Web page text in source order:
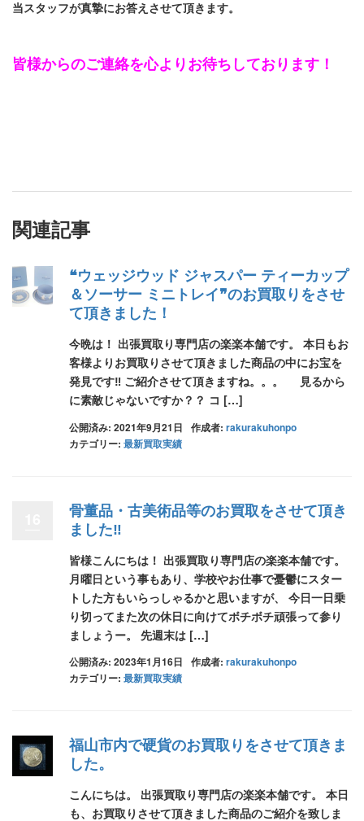
当スタッフが真摯にお答えさせて頂きます。
皆様からのご連絡を心よりお待ちしております！
関連記事
❝ウェッジウッド ジャスパー ティーカップ
＆ソーサー ミニトレイ❞のお買取りをさせ
て頂きました！
今晩は！ 出張買取り専門店の楽楽本舗です。 本日もお
客様よりお買取りさせて頂きました商品の中にお宝を
発見です‼ ご紹介させて頂きますね。。。 見るから
に素敵じゃないですか？？ コ […]
公開済み: 2021年9月21日 作成者: rakurakuhonpo
カテゴリー: 最新買取実績
骨董品・古美術品等のお買取をさせて頂き
ました‼
皆様こんにちは！ 出張買取り専門店の楽楽本舗です。
月曜日という事もあり、学校やお仕事で憂鬱にスター
トした方もいらっしゃるかと思いますが、 今日一日乗
り切ってまた次の休日に向けてボチボチ頑張って参り
ましょうー。 先週末は […]
公開済み: 2023年1月16日 作成者: rakurakuhonpo
カテゴリー: 最新買取実績
福山市内で硬貨のお買取りをさせて頂きま
した。
こんにちは。 出張買取り専門店の楽楽本舗です。 本日
も、お買取りさせて頂きました商品のご紹介を致しま